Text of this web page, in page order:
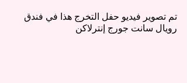
تم تصوير فيديو حفل التخرج هذا في فندق
رويال سانت جورج إنترلاكن